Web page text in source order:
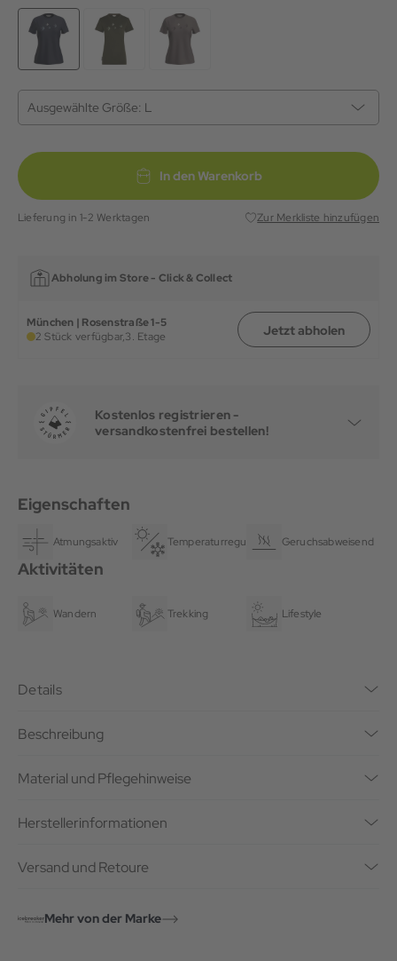
Ausgewählte Größe: L
In den Warenkorb
Lieferung in 1-2 Werktagen Zur Merkliste hinzufügen
Abholung im Store - Click & Collect
München | Rosenstraße 1-5
2 Stück verfügbar,3. Etage Jetzt abholen
Kostenlos registrieren -
versandkostenfrei bestellen!
Eigenschaften
Atmungsaktiv Temperaturregulierend Geruchsabweisend
Aktivitäten
Wandern Trekking Lifestyle
Details
Beschreibung
Material und Pflegehinweise
Herstellerinformationen
Versand und Retoure
Mehr von der Marke